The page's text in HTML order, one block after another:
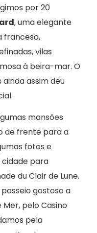
por 20
, uma elegante
francesa,
vilas
à beira-mar. O
assim deu
mansões
de frente para a
fotos e
para
du Clair de Lune.
gostoso a
pelo Casino
pela